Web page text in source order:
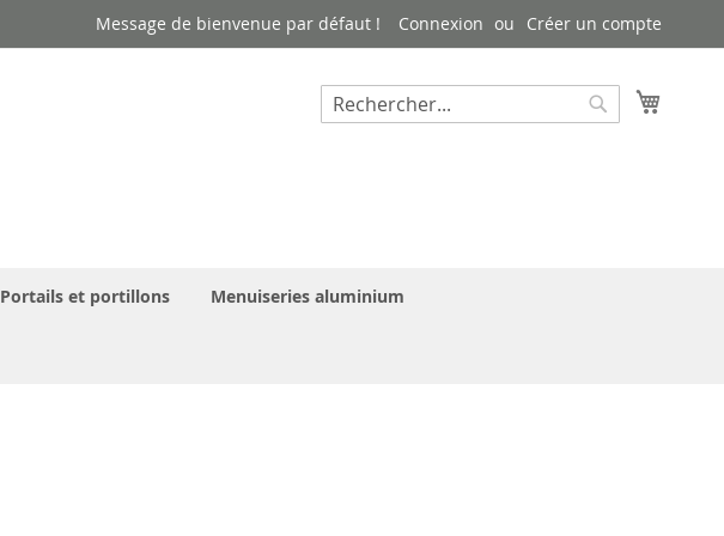
Message de bienvenue par défaut ! Connexion Créer un compte
Rechercher
Portails et portillons Menuiseries aluminium